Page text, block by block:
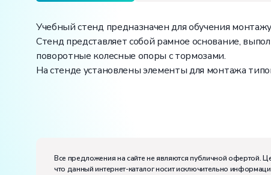
Учебный стенд предназначен для обучения
Стенд представляет собой рамное основание,
поворотные колесные опоры с тормозами.
На стенде установлены элементы для монтажа
Диапазон рабочих температур, ˚С:
+10…+35
Влажность, %:до 80
Все предложения на сайте не являются публичной офертой.
что данный интернет-каталог носит исключительно